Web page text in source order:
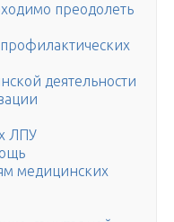
преодолеть
деятельности
ЛПУ
медицинских